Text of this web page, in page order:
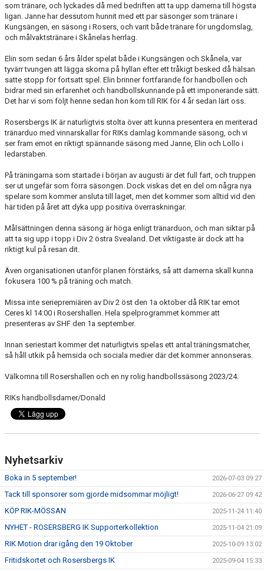
som tränare, och lyckades då med bedriften att ta upp damerna till högsta
ligan. Janne har dessutom hunnit med ett par säsonger som tränare i
Kungsängen, en säsong i Rosers, och varit både tränare för ungdomslag,
och målvaktstränare i Skånelas herrlag.
Elin som sedan 6 års ålder spelat både i Kungsängen och Skånela, var
tyvärr tvungen att lägga skorna på hyllan efter ett tråkigt besked då hälsan
satte stopp för fortsatt spel. Elin brinner fortfarande för handbollen och
bidrar med sin erfarenhet och handbollskunnande på ett imponerande sätt.
Det har vi som följt henne sedan hon kom till RIK för 4 år sedan lärt oss.
Rosersbergs IK är naturligtvis stolta över att kunna presentera en meriterad
tränarduo med vinnarskallar för RIKs damlag kommande säsong, och vi
ser fram emot en riktigt spännande säsong med Janne, Elin och Lollo i
ledarstaben.
På träningarna som startade i början av augusti är det full fart, och truppen
ser ut ungefär som förra säsongen. Dock viskas det en del om några nya
spelare som kommer ansluta till laget, men det kommer som alltid vid den
här tiden på året att dyka upp positiva överraskningar.
Målsättningen denna säsong är höga enligt tränarduon, och man siktar på
att ta sig upp i topp i Div 2 östra Svealand. Det viktigaste är dock att ha
riktigt kul på resan dit.
Även organisationen utanför planen förstärks, så att damerna skall kunna
fokusera 100 % på träning och match.
Missa inte seriepremiären av Div 2 öst den 1a oktober då RIK tar emot
Ceres kl 14:00 i Rosershallen. Hela spelprogrammet kommer att
presenteras av SHF den 1a september.
Innan seriestart kommer det naturligtvis spelas ett antal träningsmatcher,
så håll utkik på hemsida och sociala medier där det kommer annonseras.
Välkomna till Rosershallen och en ny rolig handbollssäsong 2023/24.
RIKs handbollsdamer/Donald
Nyhetsarkiv
Boka in 5 september! 2026-07-03 09:27
Tack till sponsorer som gjorde midsommar möjligt! 2026-06-27 09:42
KÖP RIK-MÖSSAN 2025-11-24 11:40
NYHET - ROSERSBERG IK Supporterkollektion 2025-11-04 21:09
RIK Motion drar igång den 19 Oktober 2025-10-09 13:02
Fritidskortet och Rosersbergs IK 2025-09-04 15:33